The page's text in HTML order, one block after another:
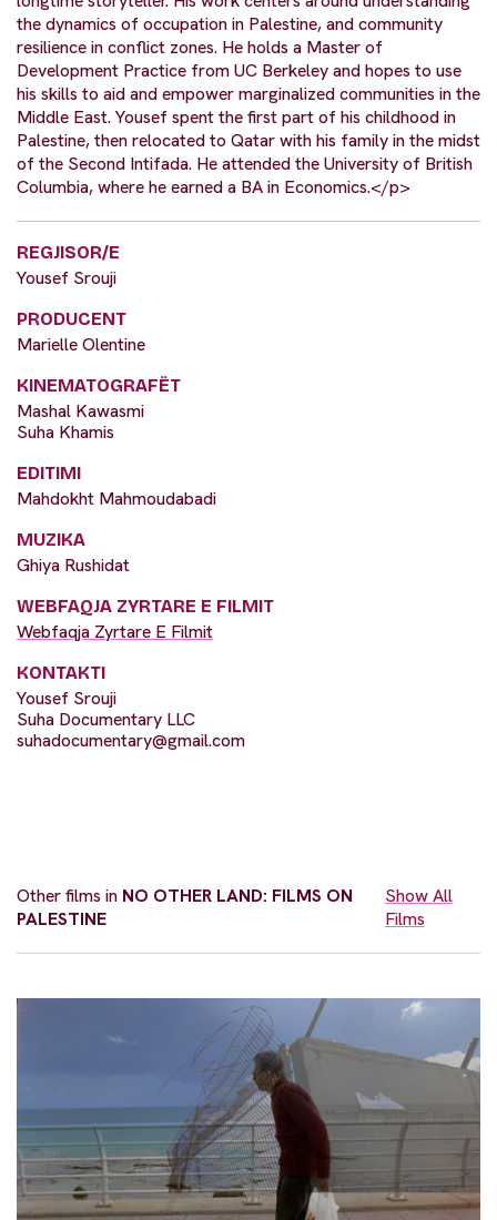
the dynamics of occupation in Palestine, and community
resilience in conflict zones. He holds a Master of
Development Practice from UC Berkeley and hopes to use
his skills to aid and empower marginalized communities in the
Middle East. Yousef spent the first part of his childhood in
Palestine, then relocated to Qatar with his family in the midst
of the Second Intifada. He attended the University of British
Columbia, where he earned a BA in Economics.</p>
REGJISOR/E
Yousef Srouji
PRODUCENT
Marielle Olentine
KINEMATOGRAFËT
Mashal Kawasmi
Suha Khamis
EDITIMI
Mahdokht Mahmoudabadi
MUZIKA
Ghiya Rushidat
WEBFAQJA ZYRTARE E FILMIT
Webfaqja Zyrtare E Filmit
KONTAKTI
Yousef Srouji
Suha Documentary LLC
suhadocumentary@gmail.com
Other films in NO OTHER LAND: FILMS ON
PALESTINE
Show All
Films